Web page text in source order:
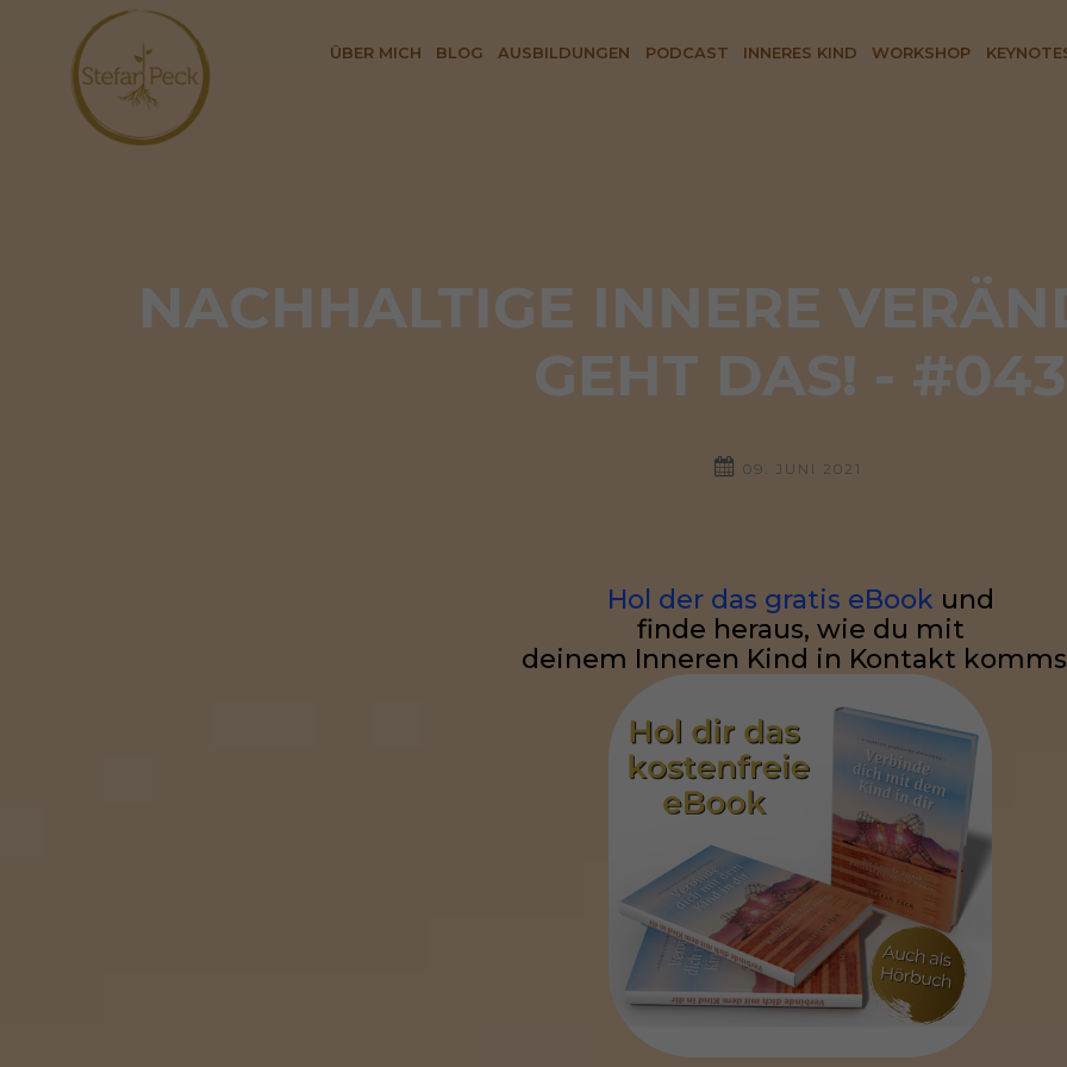
ÜBER MICH BLOG AUSBILDUNGEN PODCAST INNERES KIND WORKSHOP
NACHHALTIGE INNERE
GEHT DAS! - #043
09. JUNI 2021
Hol der das gratis eBook und
finde heraus, wie du mit
deinem Inneren Kind in Kontakt